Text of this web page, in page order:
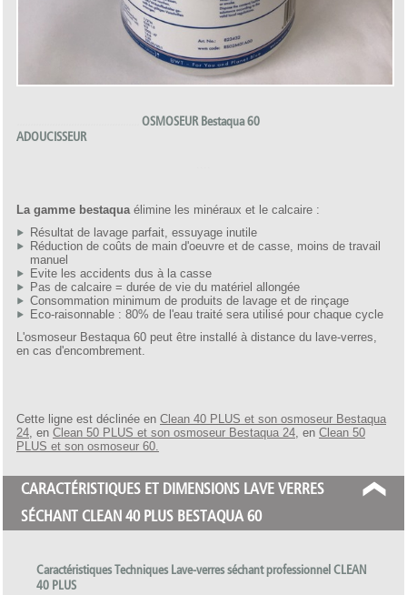
OSMOSEUR Bestaqua 60
ADOUCISSEUR
La gamme bestaquaélimine les minéraux et le calcaire :
Résultat de lavage parfait, essuyage inutile
Réduction de coûts de main d'oeuvre et de casse, moins de travail
manuel
Evite les accidents dus à la casse
Pas de calcaire = durée de vie du matériel allongée
Consommation minimum de produits de lavage et de rinçage
Eco-raisonnable : 80% de l'eau traité sera utilisé pour chaque cycle
L'osmoseur Bestaqua 60 peut être installé à distance du lave-verres,
en cas d'encombrement.
Cette ligne est déclinée en Clean 40 PLUS et son osmoseur Bestaqua
24, en Clean 50 PLUS et son osmoseur Bestaqua 24, en Clean 50
PLUS et son osmoseur 60.
CARACTÉRISTIQUES ET DIMENSIONS LAVE VERRES
SÉCHANT CLEAN 40 PLUS BESTAQUA 60
Caractéristiques Techniques Lave-verres séchant professionnel CLEAN
40 PLUS